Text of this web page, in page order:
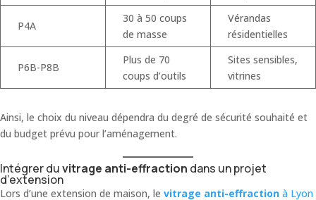
P4A
30 à 50 coups
de masse
Vérandas
résidentielles
P6B-P8B
Plus de 70
coups d’outils
Sites sensibles,
vitrines
Ainsi, le choix du niveau dépendra du degré de sécurité souhaité et
du budget prévu pour l’aménagement.
Intégrer duvitrage anti-effraction dans un projet
d’extension
Lors d’une extension de maison, le vitrage anti-effraction à Lyon